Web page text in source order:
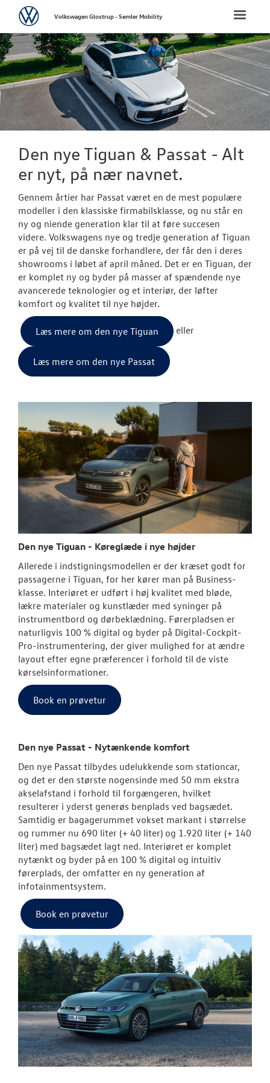
FORSIDE
NYE
Bestil
Byg din
Finansiering
Elektrisk
Modeller
ID.3 Neo
ID. Buzz
Aktuelle
ID. Cross
ID. Polo
ID.7 og ID.7
Den nye
Garanti
NYE VAREBILER
BRUGTE BILER
RESERVEDELE
NYHEDER
OM OS
JOB OG
Toggle
VolkswagenVolkswagen Glostrup - Semler Mobility
Den nye Tiguan & Passat - Alt
er nyt, på nær navnet.
Gennem årtier har Passat været en de mest populære
modeller i den klassiske firmabilsklasse, og nu står en
ny og niende generation klar til at føre succesen
videre. Volkswagens nye og tredje generation af Tiguan
er på vej til de danske forhandlere, der får den i deres
showrooms i løbet af april måned. Det er en Tiguan, der
er komplet ny og byder på masser af spændende nye
avancerede teknologier og et interiør, der løfter
komfort og kvalitet til nye højder.
Læs mere om den nye Tiguan eller
Læs mere om den nye Passat
Den nye Tiguan - Køreglæde i nye højder
Allerede i indstigningsmodellen er der kræset godt for
passagerne i Tiguan, for her kører man på Business-
klasse. Interiøret er udført i høj kvalitet med bløde,
lækre materialer og kunstlæder med syninger på
instrumentbord og dørbeklædning. Førerpladsen er
naturligvis 100 % digital og byder på Digital-Cockpit-
Pro-instrumentering, der giver mulighed for at ændre
layout efter egne præferencer i forhold til de viste
kørselsinformationer.
Book en prøvetur
Den nye Passat - Nytænkende komfort
Den nye Passat tilbydes udelukkende som stationcar,
og det er den største nogensinde med 50 mm ekstra
akselafstand i forhold til forgængeren, hvilket
resulterer i yderst generøs benplads ved bagsædet.
Samtidig er bagagerummet vokset markant i størrelse
og rummer nu 690 liter (+ 40 liter) og 1.920 liter (+ 140
liter) med bagsædet lagt ned. Interiøret er komplet
nytænkt og byder på en 100 % digital og intuitiv
førerplads, der omfatter en ny generation af
infotainmentsystem.
Book en prøvetur